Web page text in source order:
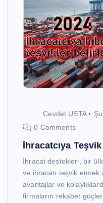
Cevdet USTA
0 Comments
İhracatcıya
İhracat destekleri, bir
ve ihracatı teşvik etmek
avantajlar ve
firmaların rekabet